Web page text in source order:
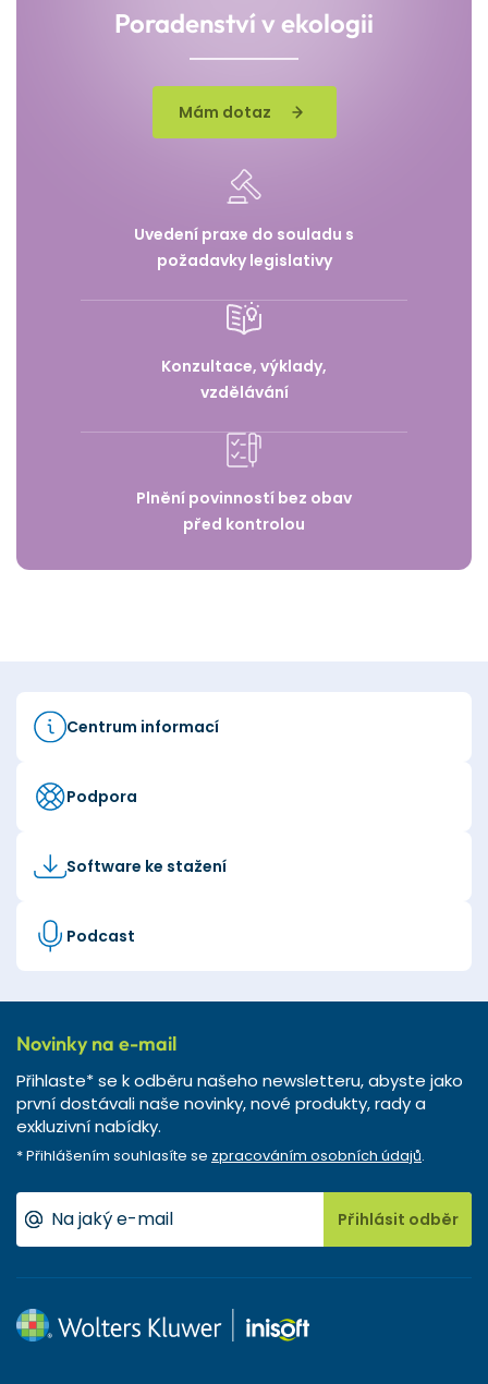
Poradenství v ekologii
Mám dotaz
Uvedení praxe do souladu s
požadavky legislativy
Konzultace, výklady,
vzdělávání
Plnění povinností bez obav
před kontrolou
Centrum informací
Podpora
Software ke stažení
Podcast
Novinky na e-mail
Přihlaste* se k odběru našeho newsletteru, abyste jako
první dostávali naše novinky, nové produkty, rady a
exkluzivní nabídky.
* Přihlášením souhlasíte se zpracováním osobních údajů.
Přihlásit odběr